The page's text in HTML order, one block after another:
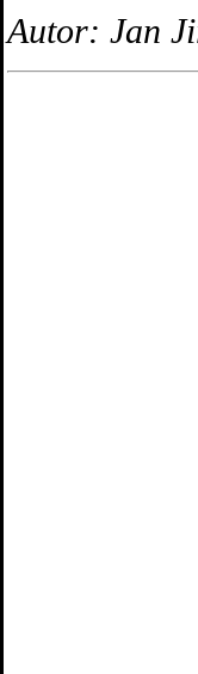
Autor: Jan